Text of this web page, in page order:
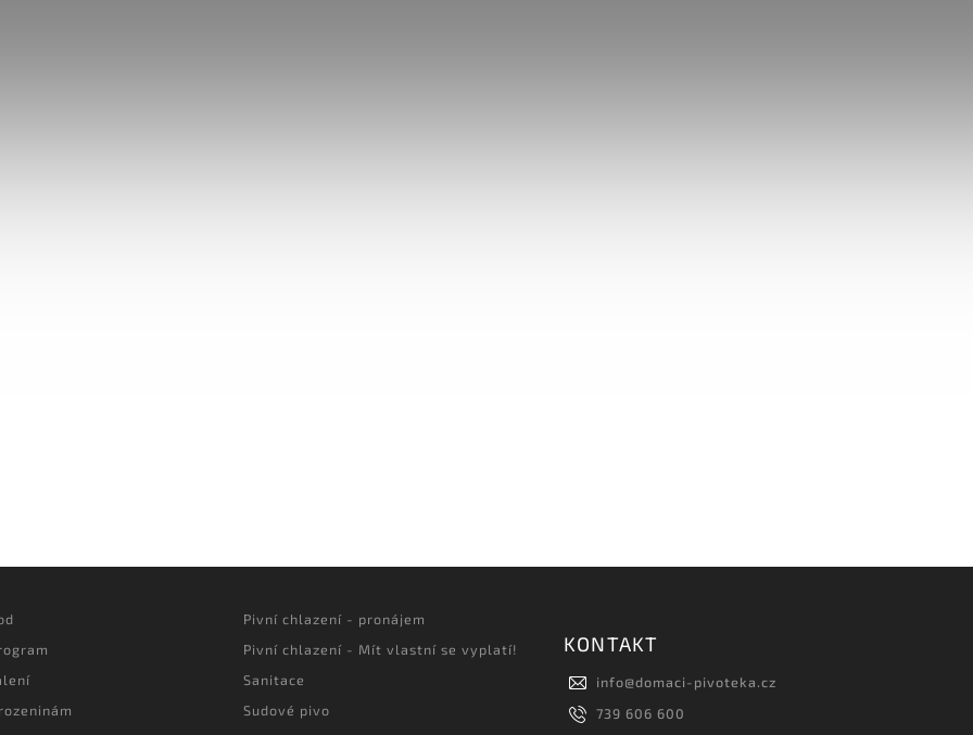
Pivní chlazení - pronájem
Pivní chlazení - Mít vlastní se vyplatí!
Sanitace
Sudové pivo
KONTAKT
info@domaci-pivoteka.cz
739 606 600